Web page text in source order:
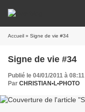
Accueil » Signe de vie #34
Signe de vie #34
Publié le 04/01/2011 à 08:11
Par CHRISTIAN•L•PHOTO